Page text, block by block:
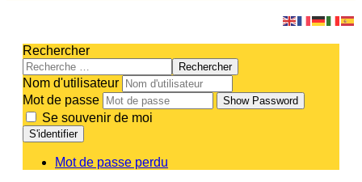
Rechercher
Rechercher
Nom d'utilisateur
Mot de passe
Show Password
Se souvenir de moi
S'identifier
Mot de passe perdu